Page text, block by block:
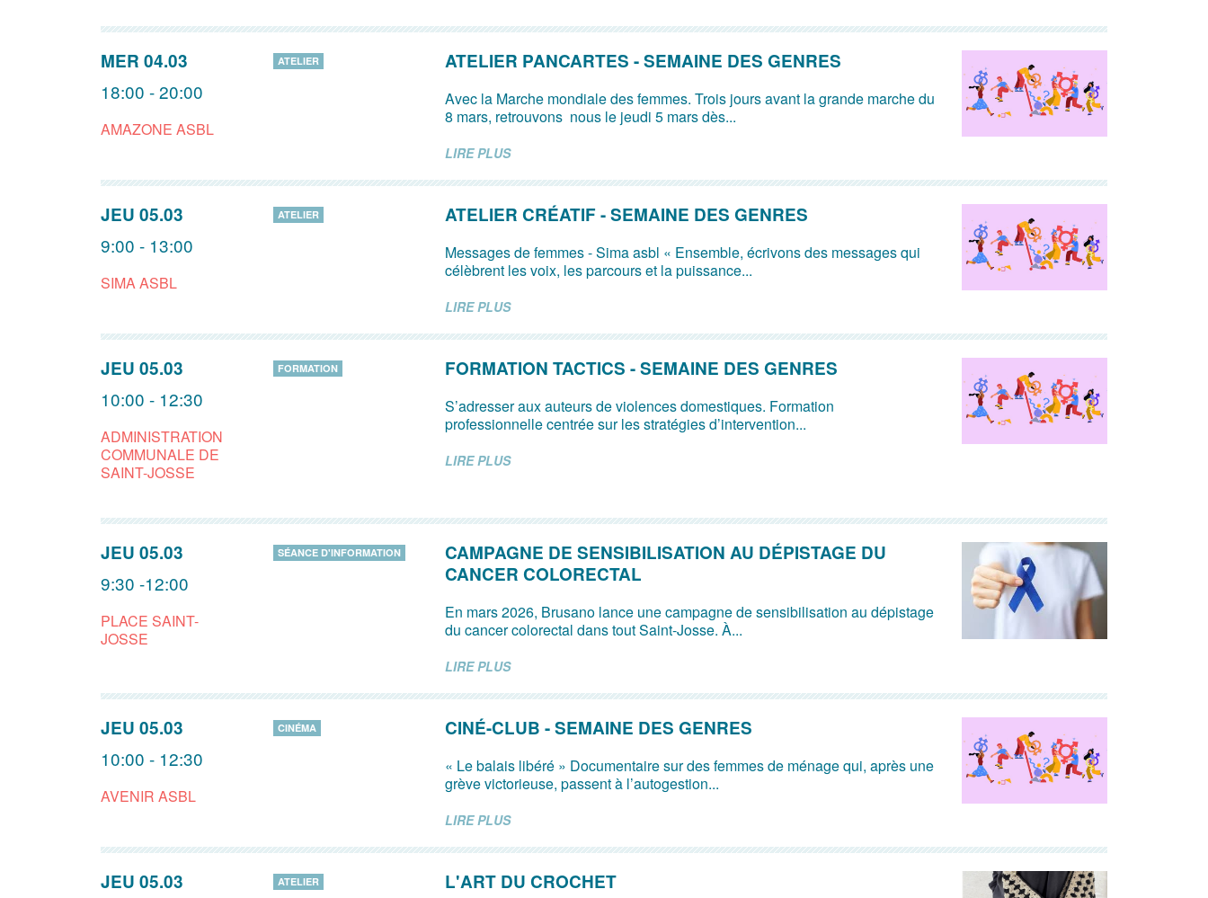
MER 04.03
18:00 - 20:00
AMAZONE ASBL
ATELIER ATELIER PANCARTES - SEMAINE DES GENRES
Avec la Marche mondiale des femmes. Trois jours avant la grande marche du
8 mars, retrouvons nous le jeudi 5 mars dès...
LIRE PLUS
JEU 05.03
9:00 - 13:00
SIMA ASBL
ATELIER ATELIER CRÉATIF - SEMAINE DES GENRES
Messages de femmes - Sima asbl « Ensemble, écrivons des messages qui
célèbrent les voix, les parcours et la puissance...
LIRE PLUS
JEU 05.03
10:00 - 12:30
ADMINISTRATION
COMMUNALE DE
SAINT-JOSSE
FORMATION FORMATION TACTICS - SEMAINE DES GENRES
S’adresser aux auteurs de violences domestiques. Formation
professionnelle centrée sur les stratégies d’intervention...
LIRE PLUS
JEU 05.03
9:30 -12:00
PLACE SAINT-
JOSSE
SÉANCE D'INFORMATION
CAMPAGNE DE SENSIBILISATION AU DÉPISTAGE DU
CANCER COLORECTAL
En mars 2026, Brusano lance une campagne de sensibilisation au dépistage
du cancer colorectal dans tout Saint-Josse. À...
LIRE PLUS
JEU 05.03
10:00 - 12:30
AVENIR ASBL
CINÉMA CINÉ-CLUB - SEMAINE DES GENRES
« Le balais libéré » Documentaire sur des femmes de ménage qui, après une
grève victorieuse, passent à l’autogestion...
LIRE PLUS
JEU 05.03
ATELIER L'ART DU CROCHET